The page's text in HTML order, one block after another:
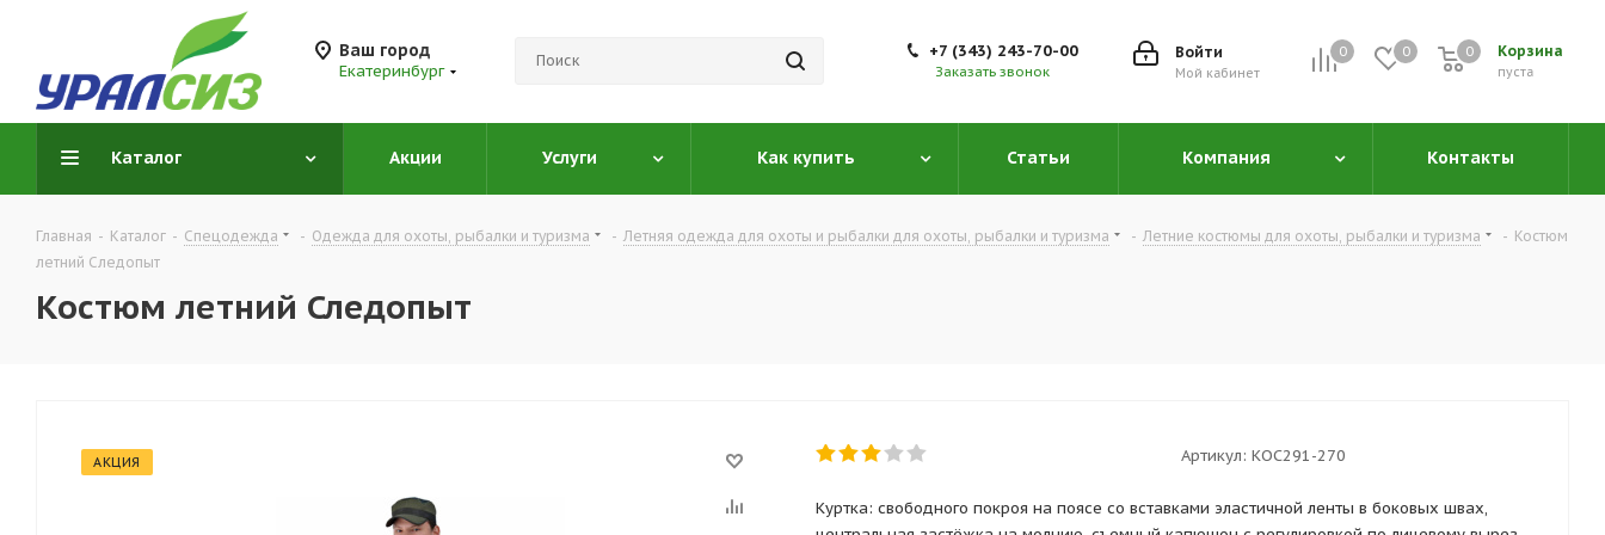
Ваш город
Екатеринбург
0 0 Корзина
0
пуста
0
Войти
Мой кабинет
+7 (343) 243-70-00
Заказать звонок
Каталог Акции Услуги Как купить Статьи Компания Контакты
Главная - Каталог - Спецодежда - Одежда для охоты, рыбалки и туризма - Летняя одежда для охоты и рыбалки для охоты, рыбалки и туризма - Летние костюмы для охоты, рыбалки и туризма - Костюм
летний Следопыт
Костюм летний Следопыт
АКЦИЯ Артикул: КОС291-270
Куртка: свободного покроя на поясе со вставками эластичной ленты в боковых швах,